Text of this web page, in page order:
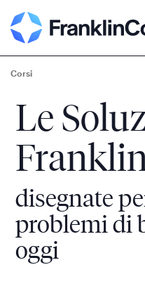
Corsi
Le
disegnate
problemi di
oggi